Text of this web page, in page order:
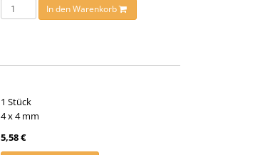
In den Warenkorb
1 Stück
4 x 4 mm
5,58 €